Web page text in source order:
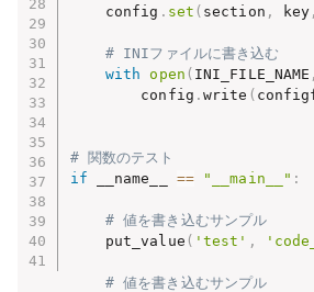
    config
. set ( section , key ,
# INIファイルに書き込む
with
open ( INI_FILE_NAME ,
        config
.write (
# 関数のテスト
if __name__ == "__main__" :
# 値を書き込むサンプル
    put_value
( 'test' ,
# 値を書き込むサンプル